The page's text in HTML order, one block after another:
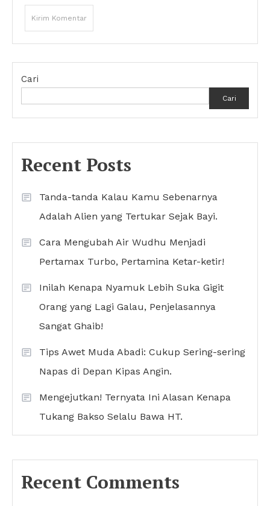
Cari
Cari
Recent Posts
Tanda-tanda Kalau Kamu Sebenarnya
Adalah Alien yang Tertukar Sejak Bayi.
Cara Mengubah Air Wudhu Menjadi
Pertamax Turbo, Pertamina Ketar-ketir!
Inilah Kenapa Nyamuk Lebih Suka Gigit
Orang yang Lagi Galau, Penjelasannya
Sangat Ghaib!
Tips Awet Muda Abadi: Cukup Sering-sering
Napas di Depan Kipas Angin.
Mengejutkan! Ternyata Ini Alasan Kenapa
Tukang Bakso Selalu Bawa HT.
Recent Comments